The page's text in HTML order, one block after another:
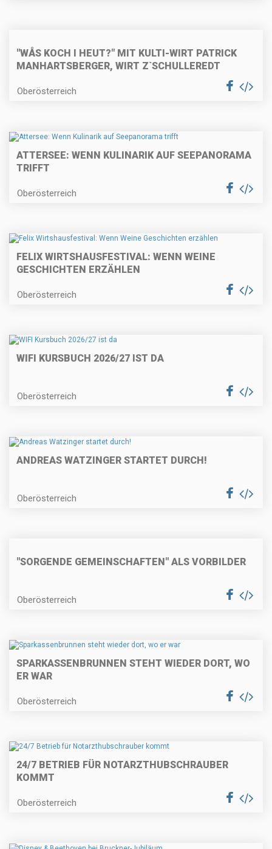
"WÅS KOCH I HEUT?" MIT KULTI-WIRT PATRICK
MANHARTSBERGER, WIRT Z`SCHULLEREDT
Oberösterreich
ATTERSEE: WENN KULINARIK AUF SEEPANORAMA
TRIFFT
Oberösterreich
FELIX WIRTSHAUSFESTIVAL: WENN WEINE
GESCHICHTEN ERZÄHLEN
Oberösterreich
WIFI KURSBUCH 2026/27 IST DA
Oberösterreich
ANDREAS WATZINGER STARTET DURCH!
Oberösterreich
"SORGENDE GEMEINSCHAFTEN" ALS VORBILDER
Oberösterreich
SPARKASSENBRUNNEN STEHT WIEDER DORT, WO
ER WAR
Oberösterreich
24/7 BETRIEB FÜR NOTARZTHUBSCHRAUBER
KOMMT
Oberösterreich